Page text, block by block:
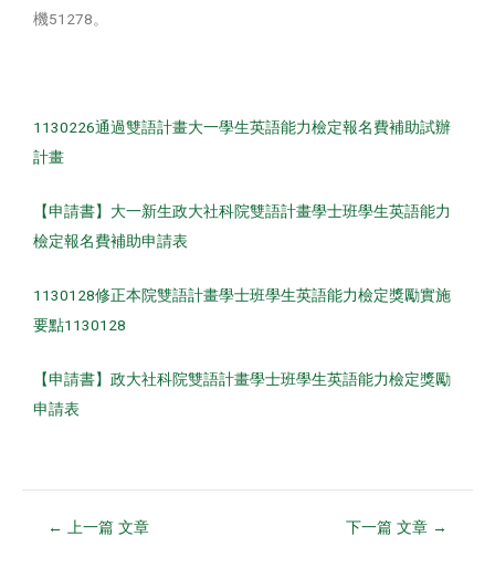
機51278。
1130226通過雙語計畫大一學生英語能力檢定報名費補助試辦
計畫
【申請書】大一新生政大社科院雙語計畫學士班學生英語能力
檢定報名費補助申請表
1130128修正本院雙語計畫學士班學生英語能力檢定獎勵實施
要點1130128
【申請書】政大社科院雙語計畫學士班學生英語能力檢定獎勵
申請表
← 上一篇 文章 下一篇 文章 →